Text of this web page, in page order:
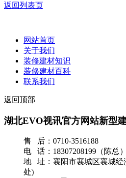
返回列表页
网站首页
关于我们
装修建材知识
装修建材百科
联系我们
返回顶部
湖北EVO视讯官方网站新型
售 后：0710-3516188
电 话：18307208199（陈总）
地 址：襄阳市襄城区襄城经
处)